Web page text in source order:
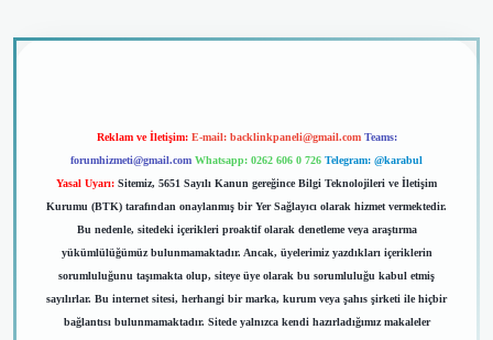
Reklam ve İletişim: E-mail: backlinkpaneli@gmail.com Teams:
forumhizmeti@gmail.com Whatsapp: 0262 606 0 726 Telegram: @karabul
Yasal Uyarı: Sitemiz, 5651 Sayılı Kanun gereğince Bilgi Teknolojileri ve İletişim
Kurumu (BTK) tarafından onaylanmış bir Yer Sağlayıcı olarak hizmet vermektedir.
Bu nedenle, sitedeki içerikleri proaktif olarak denetleme veya araştırma
yükümlülüğümüz bulunmamaktadır. Ancak, üyelerimiz yazdıkları içeriklerin
sorumluluğunu taşımakta olup, siteye üye olarak bu sorumluluğu kabul etmiş
sayılırlar. Bu internet sitesi, herhangi bir marka, kurum veya şahıs şirketi ile hiçbir
bağlantısı bulunmamaktadır. Sitede yalnızca kendi hazırladığımız makaleler